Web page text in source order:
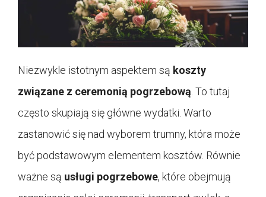
Niezwykle istotnym aspektem są koszty
związane z ceremonią pogrzebową. To tutaj
często skupiają się główne wydatki. Warto
zastanowić się nad wyborem trumny, która może
być podstawowym elementem kosztów. Równie
ważne są usługi pogrzebowe, które obejmują